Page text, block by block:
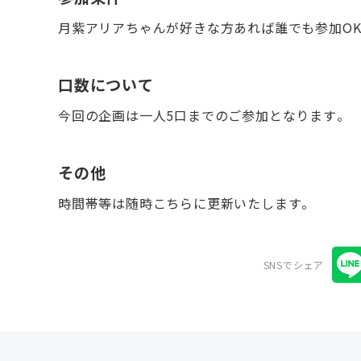
月紫アリアちゃんが好きな方あれば誰でも参加
口数について
今回の企画は一人5口までのご参加となります。
その他
時間帯等は随時こちらに更新いたします。
SNSでシェア